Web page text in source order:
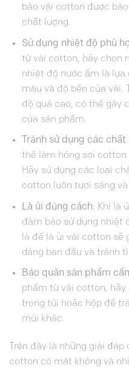
bảo vải cotton được
chất lượng.
Sử dụng nhiệt độ phù
từ vải cotton, hãy chọn
nhiệt độ nước ấm là
màu và độ bền của vải.
độ quá cao, có thể gây
của sản phẩm.
Tránh sử dụng các chất
thể làm hỏng sợi
Hãy sử dụng các loại
cotton luôn tươi sáng và
Là ủi đúng cách: Khi là
đảm bảo sử dụng nhiệt
là để là ủi vải cotton sẽ
dáng ban đầu và tránh
Bảo quản sản phẩm
phẩm từ vải cotton, hãy
trong túi hoặc hộp để
mùi khác.
Trên đây là những giải
cotton có mát không và